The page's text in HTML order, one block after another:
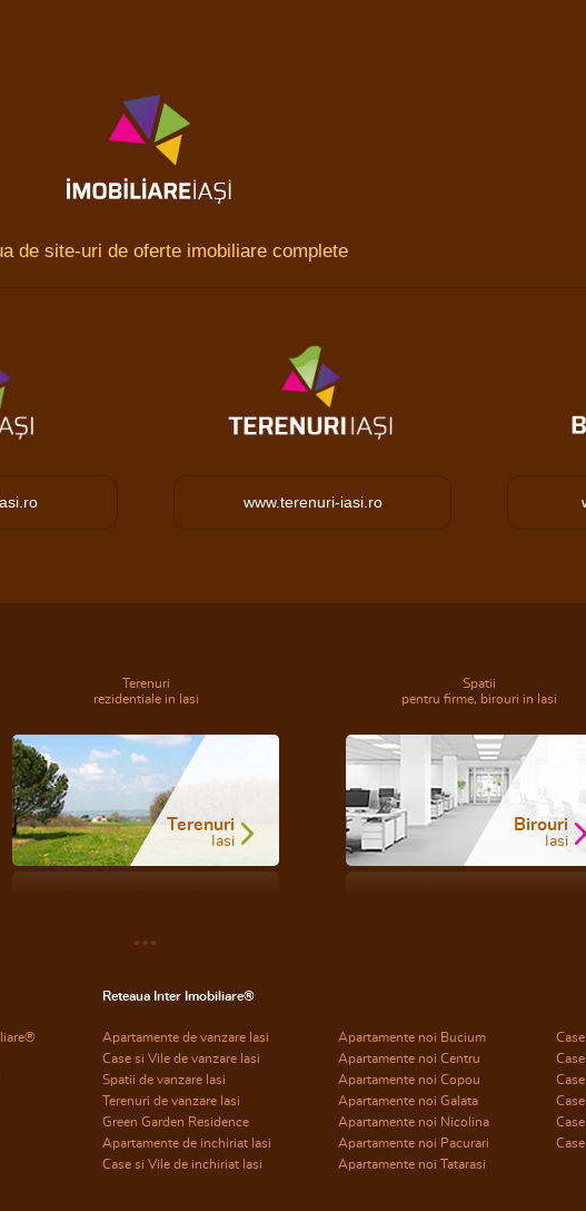
de site-uri de oferte imobiliare complete
www.terenuri-iasi.ro
Terenuri
rezidentiale in Iasi
Terenuri
Iasi
Spatii
pentru firme, birouri in Iasi
Birouri
Iasi
Reteaua Inter Imobiliare®
Apartamente de vanzare Iasi
Case si Vile de vanzare Iasi
Spatii de vanzare Iasi
Terenuri de vanzare Iasi
Green Garden Residence
Apartamente de inchiriat Iasi
Case si Vile de inchiriat Iasi
Apartamente noi Bucium
Apartamente noi Centru
Apartamente noi Copou
Apartamente noi Galata
Apartamente noi Nicolina
Apartamente noi Pacurari
Apartamente noi Tatarasi